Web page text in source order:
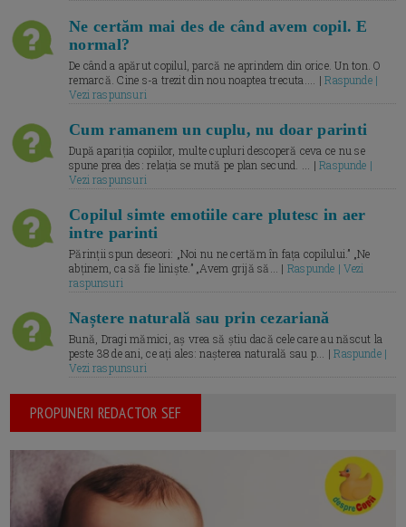
Ne certăm mai des de când avem copil. E
normal?
De când a apărut copilul, parcă ne aprindem din orice. Un ton. O
remarcă. Cine s-a trezit din nou noaptea trecuta.... |Raspunde |
Vezi raspunsuri
Cum ramanem un cuplu, nu doar parinti
După apariția copiilor, multe cupluri descoperă ceva ce nu se
spune prea des: relația se mută pe plan secund. ... |Raspunde |
Vezi raspunsuri
Copilul simte emotiile care plutesc in aer
intre parinti
Părinții spun deseori: „Noi nu ne certăm în fața copilului.” „Ne
abținem, ca să fie liniște.” „Avem grijă să... | Raspunde | Vezi
raspunsuri
Naștere naturală sau prin cezariană
Bună, Dragi mămici, aș vrea să știu dacă cele care au născut la
peste 38 de ani, ce ați ales: nașterea naturală sau p... |Raspunde |
Vezi raspunsuri
PROPUNERI REDACTOR SEF